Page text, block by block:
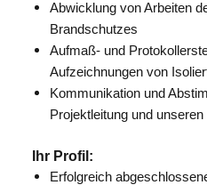
Abwicklung von Arbeiten
Brandschutzes
Aufmaß- und
Aufzeichnungen von
Kommunikation und
Projektleitung und unseren
Ihr Profil:
Erfolgreich